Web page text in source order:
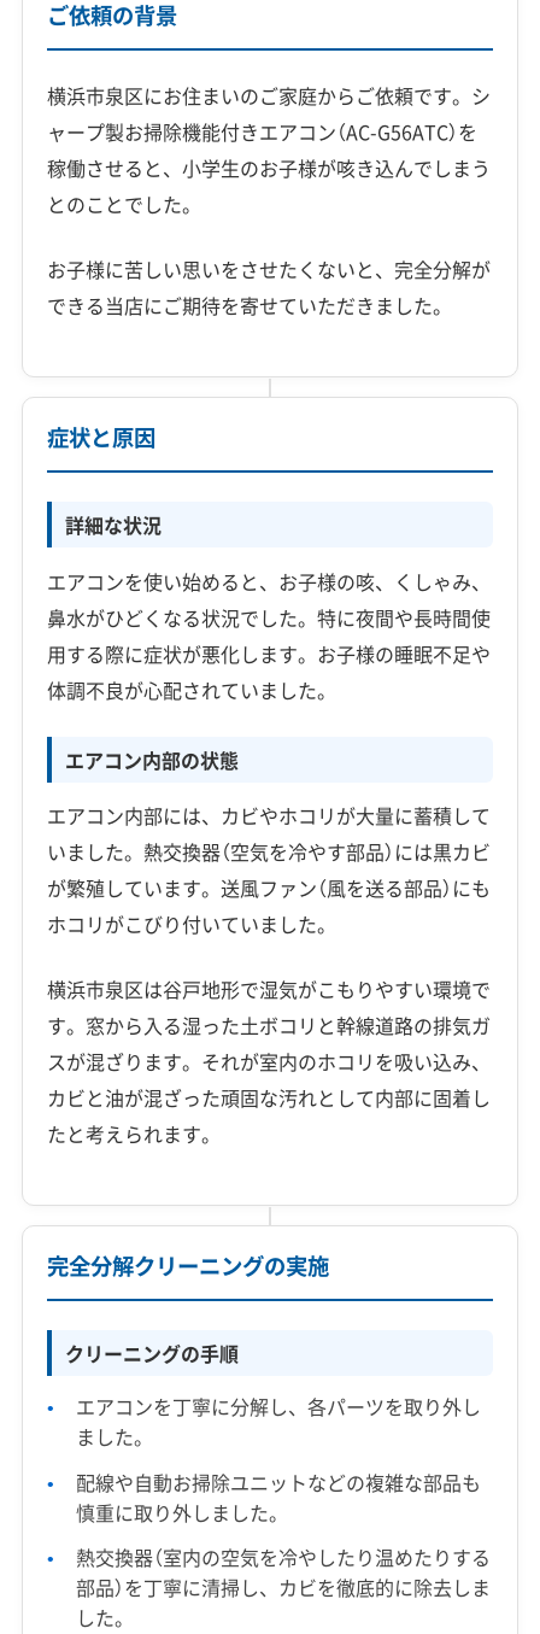
ご依頼の背景
横浜市泉区にお住まいのご家庭からご依頼です。シ
ャープ製お掃除機能付きエアコン（AC-G56ATC）を
稼働させると、小学生のお子様が咳き込んでしまう
とのことでした。
お子様に苦しい思いをさせたくないと、完全分解が
できる当店にご期待を寄せていただきました。
症状と原因
詳細な状況
エアコンを使い始めると、お子様の咳、くしゃみ、
鼻水がひどくなる状況でした。特に夜間や長時間使
用する際に症状が悪化します。お子様の睡眠不足や
体調不良が心配されていました。
エアコン内部の状態
エアコン内部には、カビやホコリが大量に蓄積して
いました。熱交換器（空気を冷やす部品）には黒カビ
が繁殖しています。送風ファン（風を送る部品）にも
ホコリがこびり付いていました。
横浜市泉区は谷戸地形で湿気がこもりやすい環境で
す。窓から入る湿った土ボコリと幹線道路の排気ガ
スが混ざります。それが室内のホコリを吸い込み、
カビと油が混ざった頑固な汚れとして内部に固着し
たと考えられます。
完全分解クリーニングの実施
クリーニングの手順
エアコンを丁寧に分解し、各パーツを取り外し
ました。
配線や自動お掃除ユニットなどの複雑な部品も
慎重に取り外しました。
熱交換器（室内の空気を冷やしたり温めたりする
部品）を丁寧に清掃し、カビを徹底的に除去しま
した。